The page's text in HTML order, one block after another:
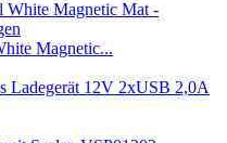
Magnetic...
Ladegerät 12V 2xUSB 2,0A